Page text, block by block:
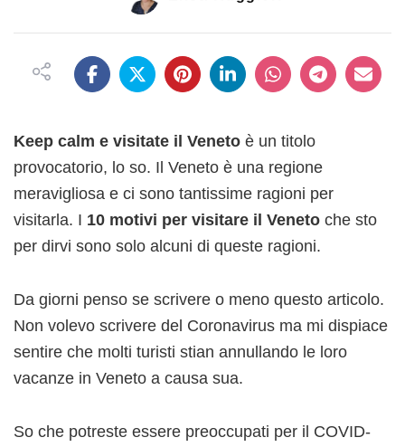
Keep calm e visitate il Veneto è un titolo
provocatorio, lo so. Il Veneto è una regione
meravigliosa e ci sono tantissime ragioni per
visitarla. I 10 motivi per visitare il Veneto che sto
per dirvi sono solo alcuni di queste ragioni.
Da giorni penso se scrivere o meno questo articolo.
Non volevo scrivere del Coronavirus ma mi dispiace
sentire che molti turisti stian annullando le loro
vacanze in Veneto a causa sua.
So che potreste essere preoccupati per il COVID-